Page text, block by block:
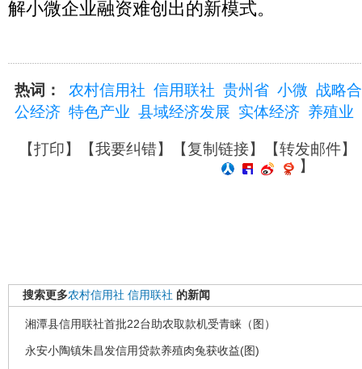
解小微企业融资难创出的新模式。
热词： 农村信用社 信用联社 贵州省 小微 战略
公经济 特色产业 县域经济发展 实体经济 养殖业
【打印】【我要纠错】【复制链接】【转发邮件】
】
搜索更多农村信用社 信用联社 的新闻
湘潭县信用联社首批22台助农取款机受青睐（图）
永安小陶镇朱昌发信用贷款养殖肉兔获收益(图)